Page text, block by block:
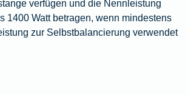
verfügen und die Nennleistung
1400 Watt betragen, wenn mindestens
zur Selbstbalancierung verwendet